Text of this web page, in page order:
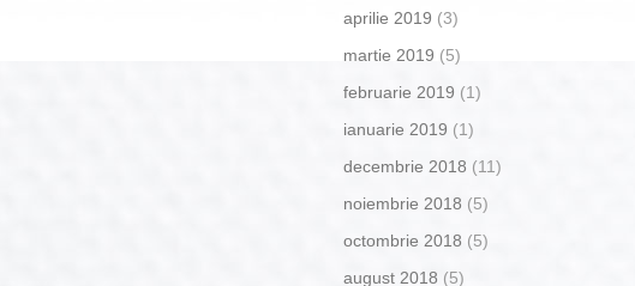
aprilie 2019 (3)
martie 2019 (5)
februarie 2019 (1)
ianuarie 2019 (1)
decembrie 2018 (11)
noiembrie 2018 (5)
octombrie 2018 (5)
august 2018 (5)